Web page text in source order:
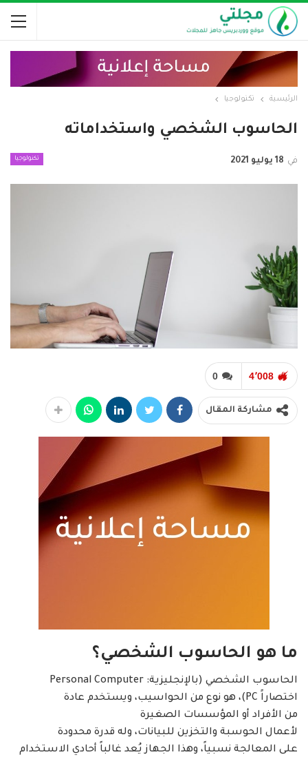
الرئيسية تكنولوجيا
الحاسوب الشخصي واستخداماته
تكنولوجيا في 18 يوليو 2021
0 4٬008
مشاركة المقال
ما هو الحاسوب الشخصي؟
الحاسوب الشخصي (بالإنجليزية: Personal Computer
اختصاراً PC)‏، هو نوع من الحواسيب، ويستخدم عادة
من الأفراد أو المؤسسات الصغيرة
لأعمال الحوسبة والتخزين للبيانات، وله قدرة محدودة
على المعالجة نسبياً، وهذا الجهاز يُعد غالباً أحادي الاستخدام